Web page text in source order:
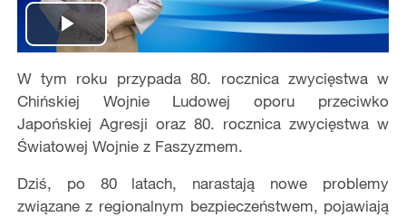
Play
Video
W tym roku przypada 80. rocznica zwycięstwa w
Chińskiej Wojnie Ludowej oporu przeciwko
Japońskiej Agresji oraz 80. rocznica zwycięstwa w
Światowej Wojnie z Faszyzmem.
Dziś, po 80 latach, narastają nowe problemy
związane z regionalnym bezpieczeństwem, pojawiają